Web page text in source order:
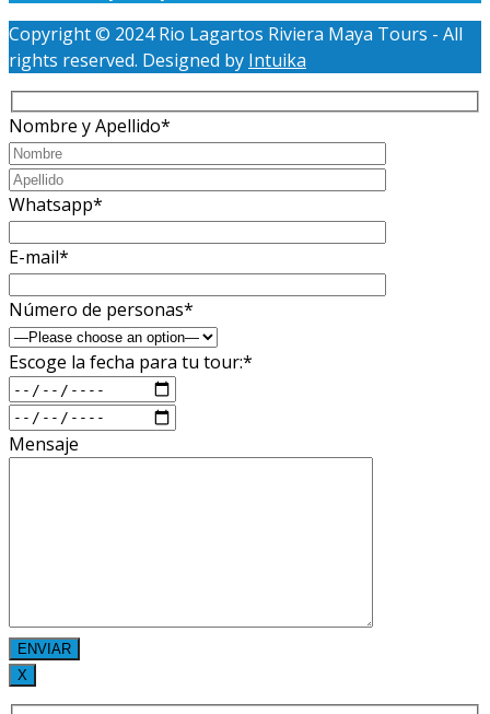
Copyright © 2024 Rio Lagartos Riviera Maya Tours - All
rights reserved. Designed by Intuika
Nombre y Apellido*
Whatsapp*
E-mail*
Número de personas*
Escoge la fecha para tu tour:*
Mensaje
X